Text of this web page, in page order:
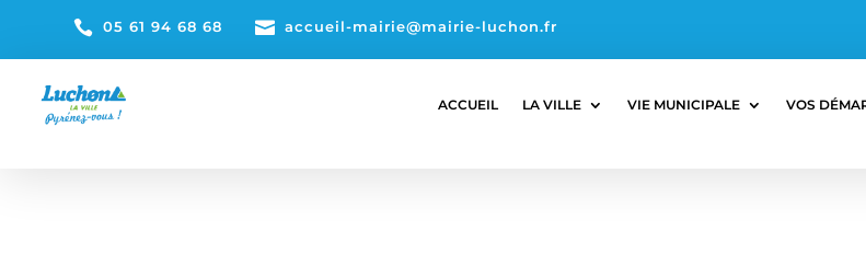
 05 61 94 68 68  accueil-mairie@mairie-luchon.fr
ACCUEIL LA VILLE VIE MUNICIPALE VOS